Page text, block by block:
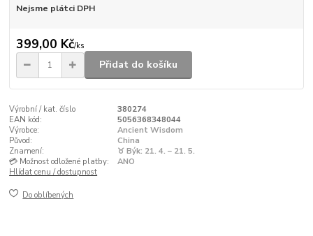
Nejsme plátci DPH
399,00 Kč/ks
Přidat do košíku
Výrobní / kat. číslo
380274
EAN kód:
5056368348044
Výrobce:
Ancient Wisdom
Původ:
China
Znamení:
♉ Býk: 21. 4. – 21. 5.
💳 Možnost odložené platby:
ANO
Hlídat cenu / dostupnost
Do oblíbených